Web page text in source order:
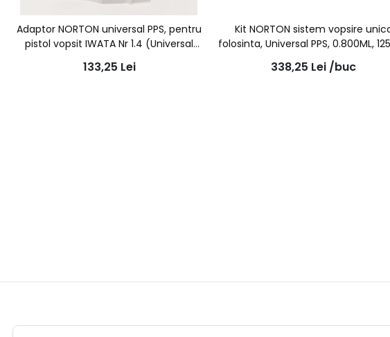
Adaptor NORTON universal PPS, pentru
pistol vopsit IWATA Nr 1.4 (Universal
Paint System)
133,25 Lei
Kit NORTON sistem vopsire
folosinta, Universal PPS, 0.800ML,
50bc
338,25 Lei /buc